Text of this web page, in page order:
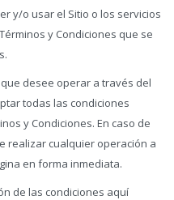
y/o usar el Sitio o los servicios
y Condiciones que se
desee operar a través del
todas las condiciones
y Condiciones. En caso de
realizar cualquier operación a
en forma inmediata.
de las condiciones aquí